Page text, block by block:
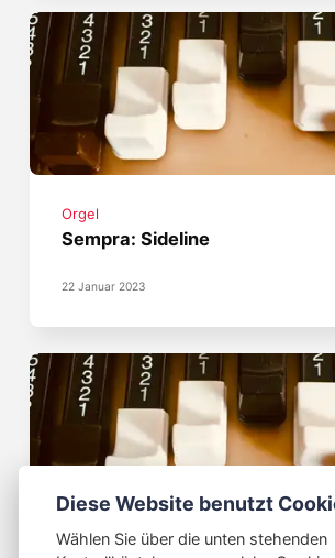
Orgel
Sempra: Sideline
22 Januar 2023
Diese Website benutzt
Wählen Sie über die unten stehenden